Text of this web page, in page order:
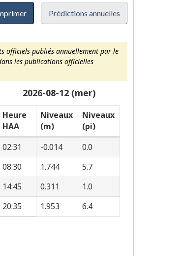
Prédictions annuelles
officiels publiés annuellement par le
les publications officielles
2026-08-12 (mer)
Heure
HAA
Niveaux
(m)
Niveaux
(pi)
02:31
-0.014
0.0
08:30
1.744
5.7
14:45
0.311
1.0
20:35
1.953 6.4